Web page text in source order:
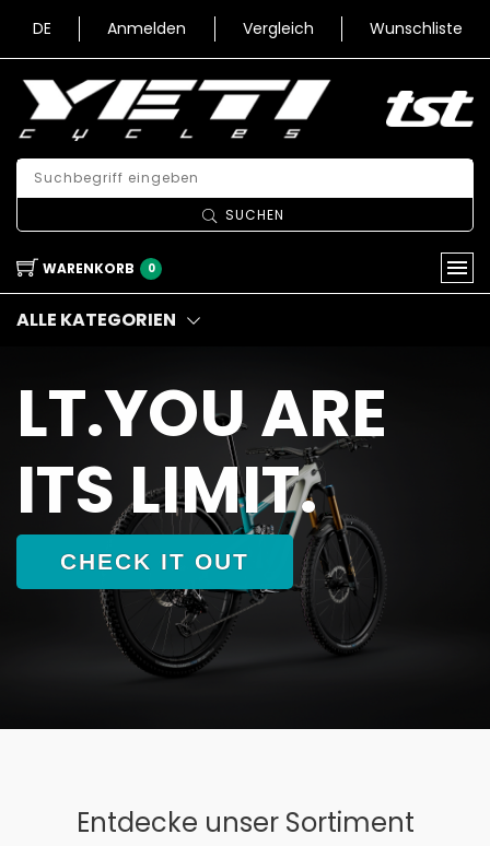
DE Anmelden Vergleich Wunschliste
SUCHEN
WARENKORB 0
ALLE KATEGORIEN
LT.YOU ARE
ITS LIMIT.
CHECK IT OUT
Entdecke unser Sortiment